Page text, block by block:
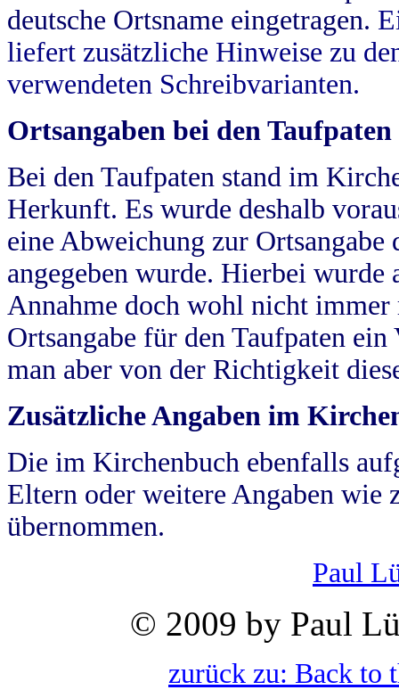
deutsche Ortsname eingetragen.
liefert zusätzliche Hinweise zu
verwendeten Schreibvarianten.
Ortsangaben bei den Taufpaten
Bei den Taufpaten stand im
Herkunft. Es wurde deshalb
eine Abweichung zur
angegeben wurde. Hierbei wurde
Annahme doch wohl nicht
Ortsangabe für den Taufpaten
man aber von der Richtigkeit
Zusätzliche Angaben im
Die im Kirchenbuch ebenfalls
Eltern oder weitere Angaben wie
übernommen.
Paul
© 2009 by Paul
zurück zu: Back to